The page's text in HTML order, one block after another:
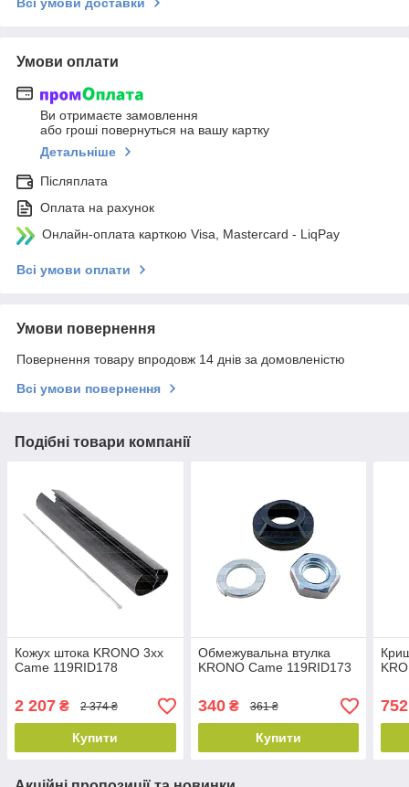
Умови оплати
Ви отримаєте замовлення
або гроші повернуться на вашу картку
Детальніше
Післяплата
Оплата на рахунок
Онлайн-оплата карткою Visa, Mastercard - LiqPay
Всі умови оплати
Умови повернення
Повернення товару впродовж 14 днів за домовленістю
Всі умови повернення
Подібні товари компанії
Кожух штока KRONO 3xx
Came 119RID178
2 207 ₴ 2 374 ₴
Купити
Обмежувальна втулка
KRONO Came 119RID173
340₴ 361 ₴
Купити
752